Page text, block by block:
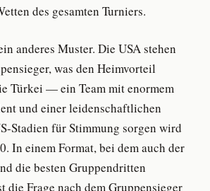
des gesamten Turniers.
anderes Muster. Die USA stehen
was den Heimvorteil
Türkei — ein Team mit enormem
und einer leidenschaftlichen
Stadien für Stimmung sorgen wird
In einem Format, bei dem auch der
die besten Gruppendritten
die Frage nach dem Gruppensieger